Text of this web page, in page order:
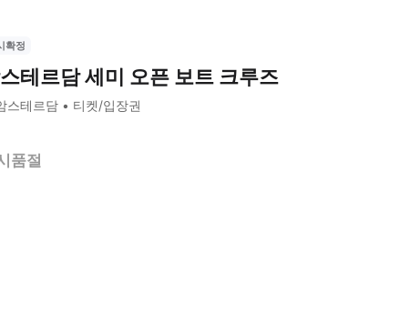
확정
테르담 세미 오픈 보트 크루즈
스테르담 티켓/입장권
품절